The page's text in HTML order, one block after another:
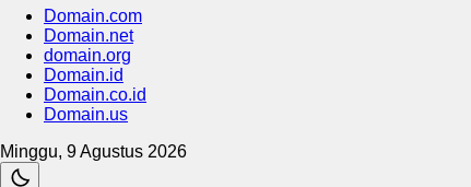
Domain.com
Domain.net
domain.org
Domain.id
Domain.co.id
Domain.us
Minggu, 9 Agustus 2026